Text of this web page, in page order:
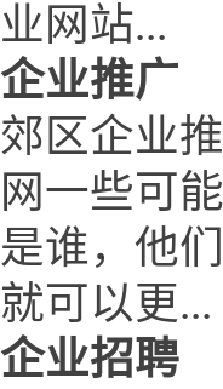
业网站...
企业推广
郊区企业
网一些可
是谁，他
就可以更...
企业招聘